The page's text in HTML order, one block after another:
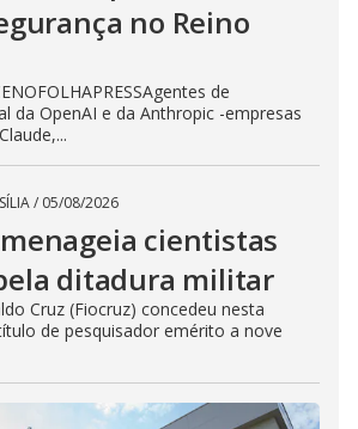
no Reino
de
da OpenAI e da Anthropic -empresas
/ 05/08/2026
cientistas
ditadura militar
Cruz (Fiocruz) concedeu nesta
de pesquisador emérito a nove